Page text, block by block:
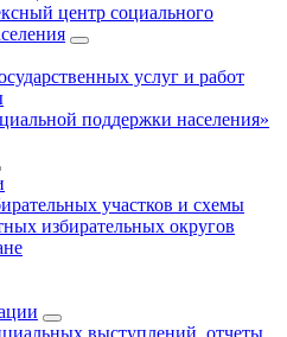
центр социального
услуг и работ
поддержки населения»
участков и схемы
избирательных округов